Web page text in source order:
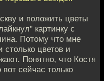
и положить цветы
картинку с
Потому что мне
цветов и
Понятно, что Костя
сейчас только